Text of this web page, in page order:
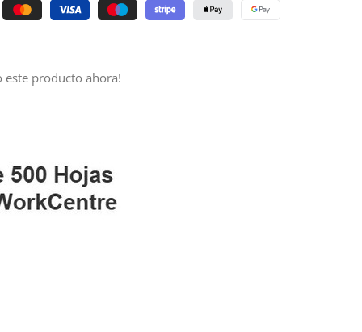
este producto ahora!